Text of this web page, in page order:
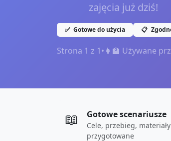
zajęcia już dziś!
✅ Gotowe do użycia 📋
Strona 1 z 1• 👩‍🏫 Używane
📖 Gotowe scenariusze
Cele, przebieg,
przygotowane